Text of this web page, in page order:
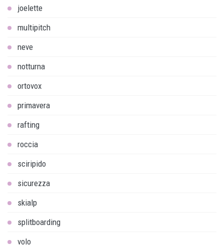
joelette
multipitch
neve
notturna
ortovox
primavera
rafting
roccia
sciripido
sicurezza
skialp
splitboarding
volo